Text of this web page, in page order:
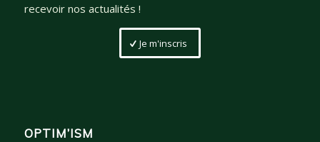
recevoir nos actualités !
Je m'inscris
OPTIM’ISM